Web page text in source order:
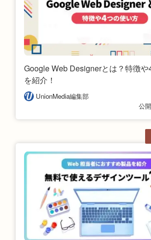
Google Web Designerとは？特徴
を紹介！
UnionMedia編集部
公